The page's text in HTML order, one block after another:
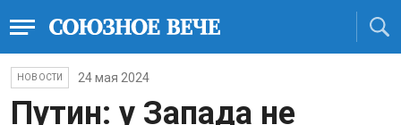
НОВОСТИ 24 мая 2024
Путин: у Запада не